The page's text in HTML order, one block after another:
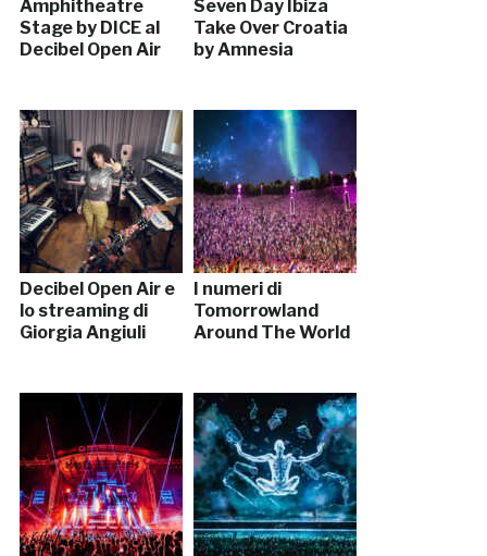
Amphitheatre
Stage by DICE al
Decibel Open Air
Seven Day Ibiza
Take Over Croatia
by Amnesia
Decibel Open Air e
lo streaming di
Giorgia Angiuli
I numeri di
Tomorrowland
Around The World